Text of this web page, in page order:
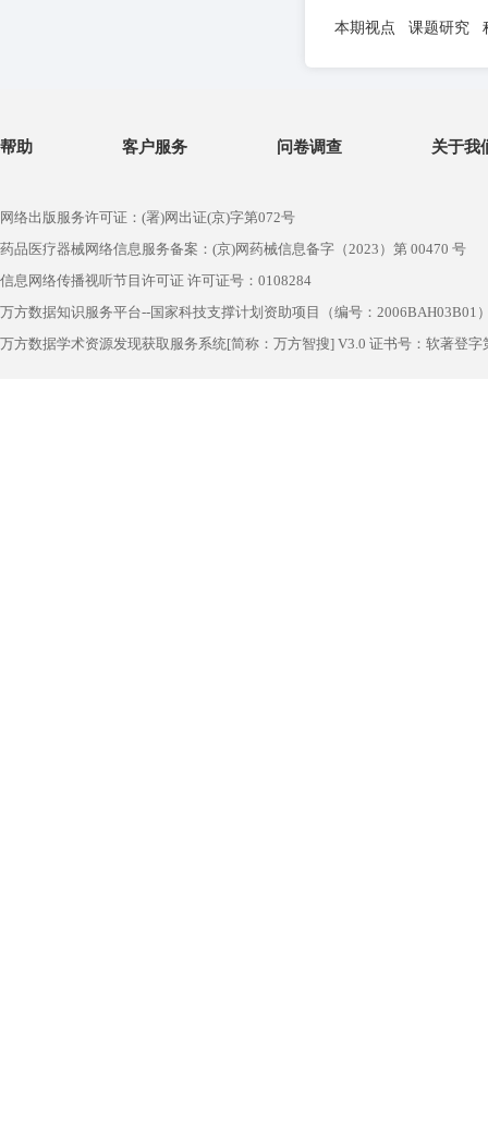
本期视点 课题研究
帮助 客户服务 问卷调查 关于我
网络出版服务许可证：(署)网出证(京)字第072号
药品医疗器械网络信息服务备案：(京)网药械信息备字（2023）第 00470 号
信息网络传播视听节目许可证 许可证号：0108284
万方数据知识服务平台--国家科技支撑计划资助项目（编号：2006BAH03B01
万方数据学术资源发现获取服务系统[简称：万方智搜] V3.0 证书号：软著登字